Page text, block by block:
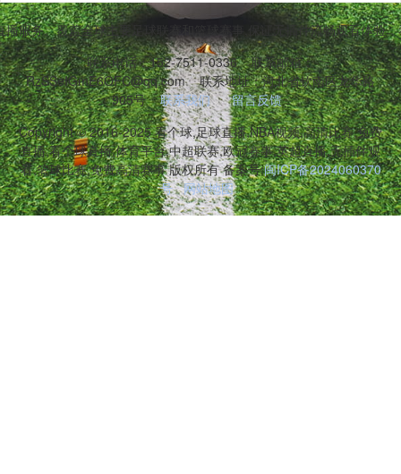
服务。覆盖全球主要足球联赛和篮球赛事,保证无插件流畅观看体验
联系电话：152-7511-0336
联系邮箱：
RzSSeIGmE6OFC@qq.com
联系地址：河北省钦南区龙华路
905号
联系我们
留言反馈
Copyright © 2016-2025 看个球,足球直播,NBA视频,高清比赛,免费
直播,看个球直播,体育平台,中超联赛,欧冠赛事,英超直播,无插件观
看,篮球比赛,免费高清赛事 版权所有 备案号:闽ICP备2024060370
号 网站地图